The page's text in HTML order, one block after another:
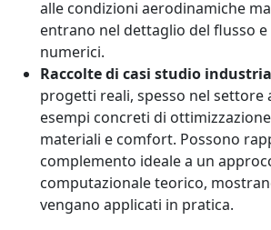
alle condizioni aerodinamiche
entrano nel dettaglio del flusso
numerici.
Raccolte di casi studio
progetti reali, spesso nel settore
esempi concreti di
materiali e comfort. Possono
complemento ideale a un
computazionale teorico,
vengano applicati in pratica.